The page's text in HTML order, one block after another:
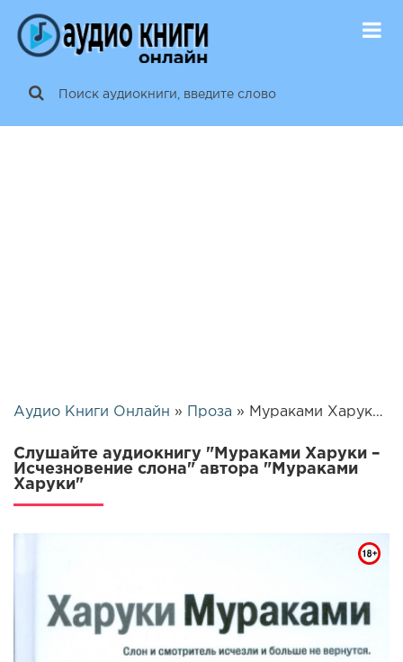
Аудио Книги Онлайн » Проза » Мураками Харуки – Исчезновение слона | 26209
Слушайте аудиокнигу "Мураками Харуки –
Исчезновение слона" автора "Мураками
Харуки"